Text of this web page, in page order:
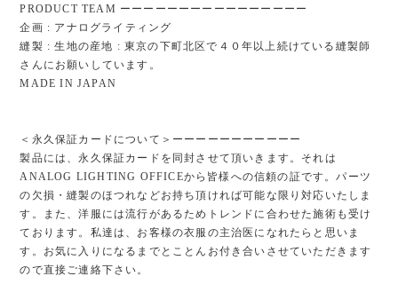
PRODUCT TEAM ーーーーーーーーーーーーーーーー
企画 : アナログライティング
縫製 : 生地の産地 : 東京の下町北区で４０年以上続けている縫製師
さんにお願いしています。
MADE IN JAPAN
＜永久保証カードについて＞ーーーーーーーーーーー
製品には、永久保証カードを同封させて頂いきます。それは
ANALOG LIGHTING OFFICEから皆様への信頼の証です。パーツ
の欠損・縫製のほつれなどお持ち頂ければ可能な限り対応いたしま
す。また、洋服には流行があるためトレンドに合わせた施術も受け
ております。私達は、お客様の衣服の主治医になれたらと思いま
す。お気に入りになるまでとことんお付き合いさせていただきます
ので直接ご連絡下さい。